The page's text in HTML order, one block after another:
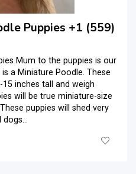
Puppies +1 (559)
Mum to the puppies is our
a Miniature Poodle. These
inches tall and weigh
will be true miniature-size
puppies will shed very